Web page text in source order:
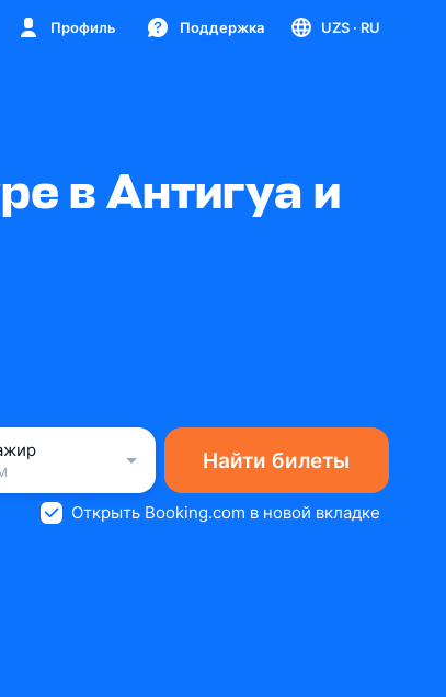
Профиль Поддержка UZS · RU
в Антигуа и
Найти билеты
Открыть Booking.com в новой вкладке